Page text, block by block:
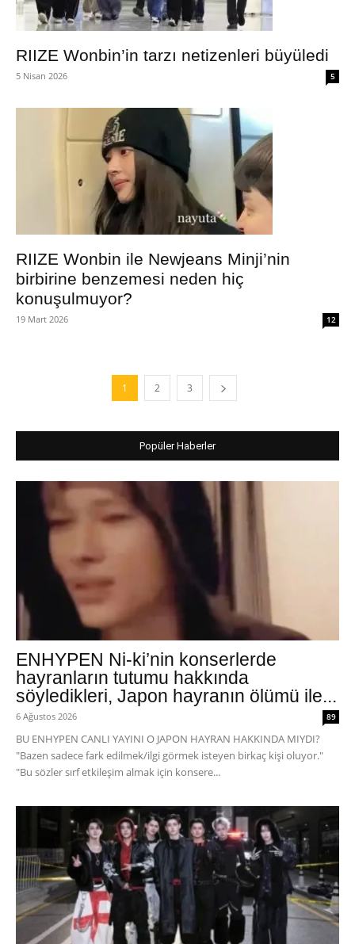
RIIZE Wonbin’in tarzı netizenleri büyüledi
5 Nisan 2026 5
RIIZE Wonbin ile Newjeans Minji’nin
birbirine benzemesi neden hiç
konuşulmuyor?
19 Mart 2026 12
1 2 3
Popüler Haberler
ENHYPEN Ni-ki’nin konserlerde
hayranların tutumu hakkında
söyledikleri, Japon hayranın ölümü ile...
6 Ağustos 2026 89
BU ENHYPEN CANLI YAYINI O JAPON HAYRAN HAKKINDA MIYDI?
"Bazen sadece fark edilmek/ilgi görmek isteyen birkaç kişi oluyor."
"Bu sözler sırf etkileşim almak için konsere...